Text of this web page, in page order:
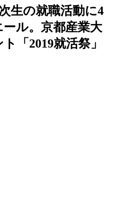
生の就職活動に4
ル。京都産業大
「2019就活祭」